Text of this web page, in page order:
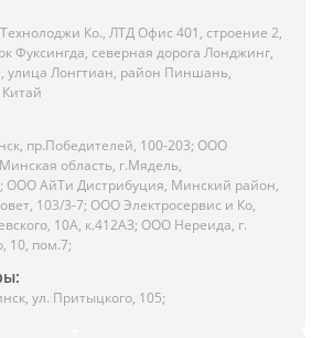
Ко., ЛТД Офис 401, строение 2,
Фуксингда, северная дорога Лонджинг,
улица Лонгтиан, район Пиншань,
пр.Победителей, 100-203; ООО
область, г.Мядель,
ООО АйТи Дистрибуция, Минский район,
103/3-7; ООО Электросервис и Ко,
10А, к.412АЗ; ООО Нереида, г.
10, пом.7;
ул. Притыцкого, 105;